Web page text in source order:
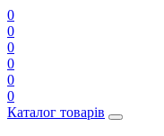
0
0
0
0
0
0
Каталог товарів